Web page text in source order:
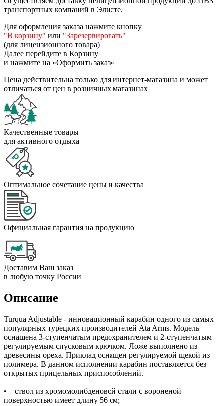
транспортных компаний в Элисте.
Для оформления заказа нажмите кнопку
"В корзину" или "Зарезервировать"
(для лицензионного товара)
Далее перейдите в Корзину
и нажмите на «Оформить заказ»
Цена действительна только для интернет-магазина и может
отличаться от цен в розничных магазинах
Качественные товары
для активного отдыха
Оптимальное сочетание цены и качества
Официальная гарантия на продукцию
Доставим Ваш заказ
в любую точку России
Описание
Turqua Adjustable - инновационный карабин одного из самых
популярных турецких производителей Ata Arms. Модель
оснащена 3-ступенчатым предохранителем и 2-ступенчатым
регулируемым спусковым крючком. Ложе выполнено из
древесины ореха. Приклад оснащен регулируемой щекой из
полимера. В данном исполнении карабин поставляется без
открытых прицельных приспособлений.
• ствол из хромомолибденовой стали с вороненой
поверхностью имеет длину 56 см;